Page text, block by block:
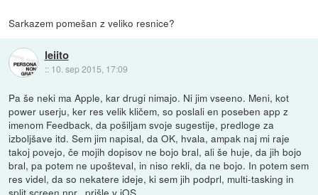
Sarkazem pomešan z veliko resnice?
leiito
:: 10. sep 2015, 17:09
Pa še neki ma Apple, kar drugi nimajo. Ni jim vseeno. Meni, kot
power userju, ker res velik kličem, so poslali en poseben app z
imenom Feedback, da pošiljam svoje sugestije, predloge za
izboljšave itd. Sem jim napisal, da OK, hvala, ampak naj mi raje
takoj povejo, če mojih dopisov ne bojo bral, ali še huje, da jih bojo
bral, pa potem ne upošteval, in niso rekli, da ne bojo. In potem sem
res videl, da so nekatere ideje, ki sem jih podprl, multi-tasking in
split screen npr., prišle v iOS.